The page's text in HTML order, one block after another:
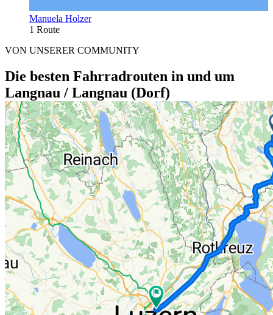
Manuela Holzer
1 Route
VON UNSERER COMMUNITY
Die besten Fahrradrouten in und um
Langnau / Langnau (Dorf)